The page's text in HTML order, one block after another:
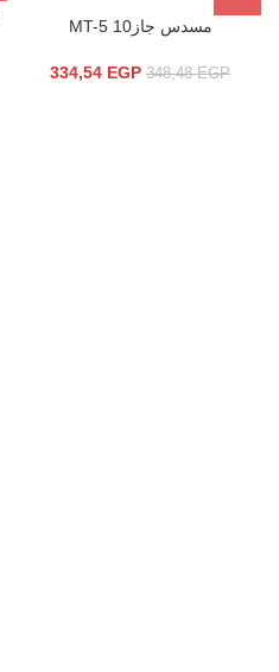
مسدس جازMT-5 10
348,48EGP
334,54 EGP